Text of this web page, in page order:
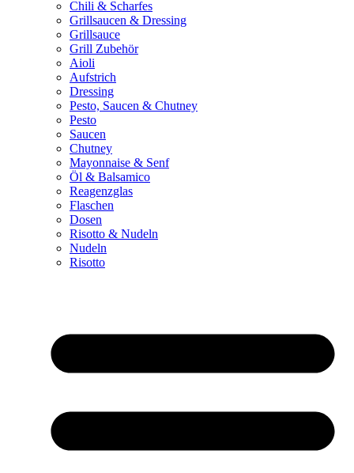
Chili & Scharfes
Grillsaucen & Dressing
Grillsauce
Grill Zubehör
Aioli
Aufstrich
Dressing
Pesto, Saucen & Chutney
Pesto
Saucen
Chutney
Mayonnaise & Senf
Öl & Balsamico
Reagenzglas
Flaschen
Dosen
Risotto & Nudeln
Nudeln
Risotto